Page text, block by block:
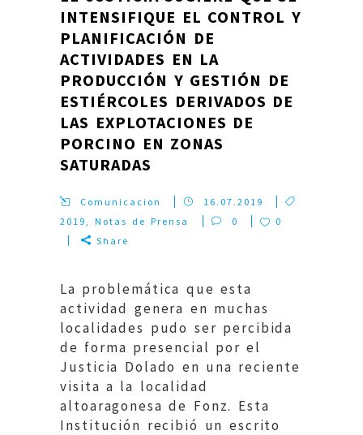
INTENSIFIQUE EL CONTROL Y
PLANIFICACIÓN DE
ACTIVIDADES EN LA
PRODUCCIÓN Y GESTIÓN DE
ESTIÉRCOLES DERIVADOS DE
LAS EXPLOTACIONES DE
PORCINO EN ZONAS
SATURADAS
Comunicacion
16.07.2019
2019,Notas de Prensa 0
0
Share
La problemática que esta
actividad genera en muchas
localidades pudo ser percibida
de forma presencial por el
Justicia Dolado en una reciente
visita a la localidad
altoaragonesa de Fonz. Esta
Institución recibió un escrito